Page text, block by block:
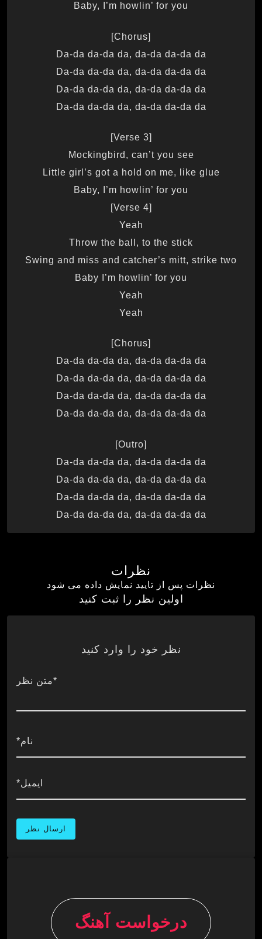
Baby, I’m howlin’ for you
[Chorus]
Da-da da-da da, da-da da-da da
Da-da da-da da, da-da da-da da
Da-da da-da da, da-da da-da da
Da-da da-da da, da-da da-da da
[Verse 3]
Mockingbird, can’t you see
Little girl’s got a hold on me, like glue
Baby, I’m howlin’ for you
[Verse 4]
Yeah
Throw the ball, to the stick
Swing and miss and catcher’s mitt, strike two
Baby I’m howlin’ for you
Yeah
Yeah
Da-da da-da da, da-da da-da da
Da-da da-da da, da-da da-da da
Da-da da-da da, da-da da-da da
Da-da da-da da, da-da da-da da
[Outro]
Da-da da-da da, da-da da-da da
Da-da da-da da, da-da da-da da
Da-da da-da da, da-da da-da da
Da-da da-da da, da-da da-da da
نظرات
نظرات پس از تایید نمایش داده می شود
اولین نظر را ثبت کنید
نظر خود را وارد کنید
*متن نظر
نام*
ایمیل*
درخواست آهنگ